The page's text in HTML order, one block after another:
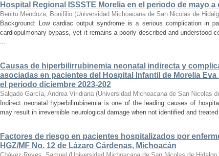
Hospital Regional ISSSTE Morelia en el periodo de mayo a
Benito Mendoza, Bonifilio (Universidad Michoacana de San Nicolas de
Background: Low cardiac output syndrome is a serious complication in
cardiopulmonary bypass, yet it remains a poorly described and understood
...
Causas de hiperbilirrubinemia neonatal indirecta y
asociadas en pacientes del Hospital Infantil de Morelia
el periodo diciembre 2023-202
Salgado García, Andrea Viridiana (Universidad Michoacana de San Nicolas
Indirect neonatal hyperbilirubinemia is one of the leading causes of
may result in irreversible neurological damage when not identified and
Factores de riesgo en pacientes hospitalizados por
HGZ/MF No. 12 de Lázaro Cárdenas, Michoacán